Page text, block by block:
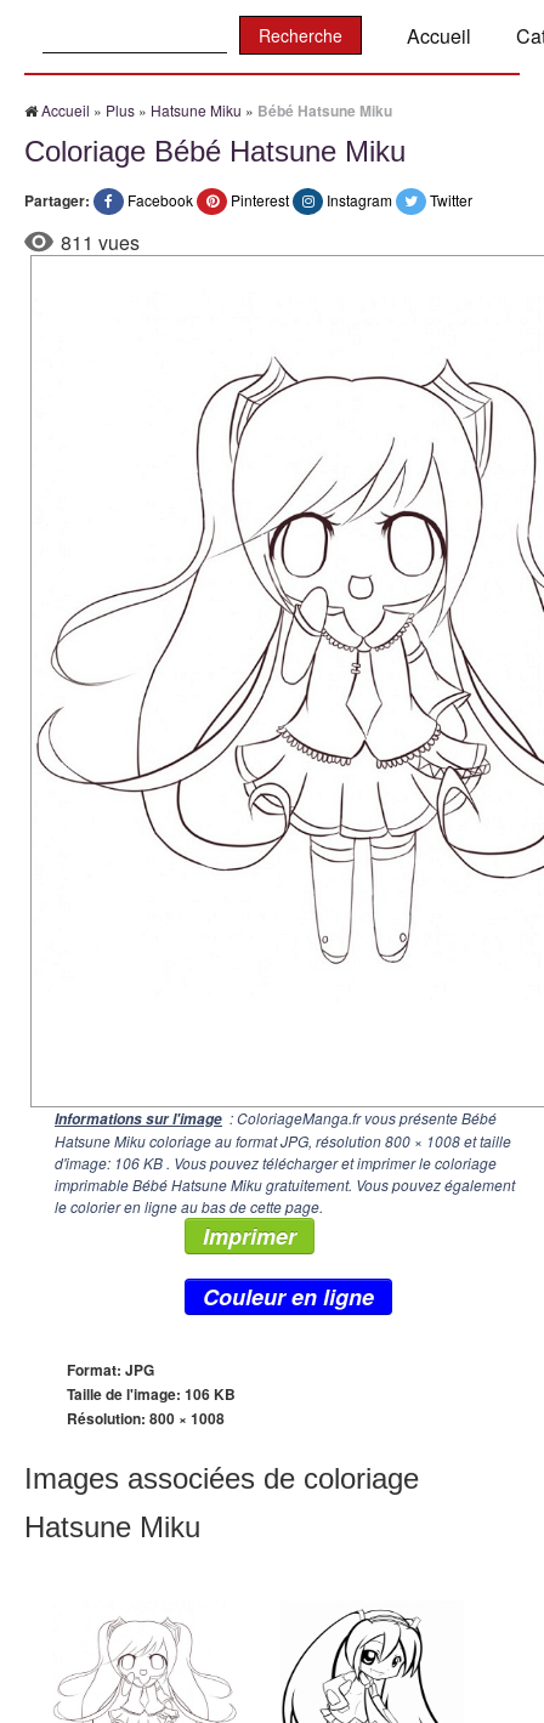
Accueil
Accueil » Plus » Hatsune Miku » Bébé Hatsune Miku
Coloriage Bébé Hatsune Miku
Partager: Facebook Pinterest Instagram Twitter
811 vues
Informations sur l'image : ColoriageManga.fr vous présente Bébé
Hatsune Miku coloriage au format JPG, résolution800 × 1008et taille
d'image: 106 KB . Vous pouvez télécharger et imprimer le coloriage
imprimable Bébé Hatsune Miku gratuitement. Vous pouvez également
le colorier en ligne au bas de cette page.
Imprimer
Couleur en ligne
Format: JPG
Taille de l'image: 106 KB
Résolution: 800 × 1008
Images associées de coloriage
Hatsune Miku